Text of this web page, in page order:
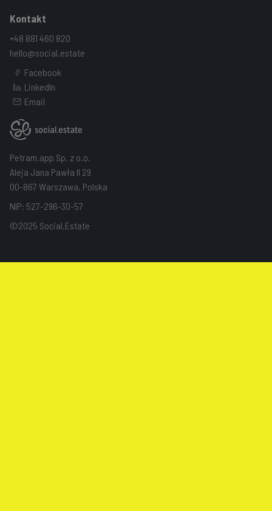
Kontakt
+48 881 460 820
hello@social.estate
Facebook
LinkedIn
Email
Petram.app Sp. z o.o.
Aleja Jana Pawła II 29
00-867 Warszawa, Polska
NIP: 527-296-30-57
©2025 Social.Estate